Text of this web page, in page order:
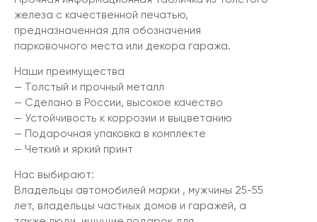
железа с качественной печатью,
предназначенная для обозначения
парковочного места или декора гаража.
Наши преимущества
— Толстый и прочный металл
— Сделано в России, высокое качество
— Устойчивость к коррозии и выцветанию
— Подарочная упаковка в комплекте
— Четкий и яркий принт
Нас выбирают:
Владельцы автомобилей марки , мужчины 25-55
лет, владельцы частных домов и гаражей, а